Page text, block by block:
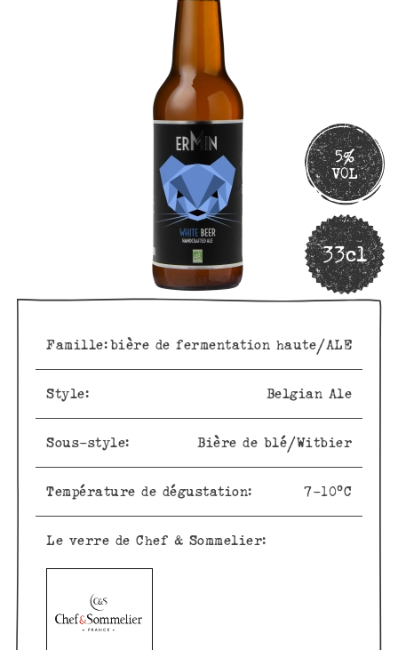
33cl
5%
VOL
Famille:bière de fermentation haute/ALE
Style: Belgian Ale
Sous-style: Bière de blé/Witbier
Température de dégustation: 7-10°C
Le verre de Chef & Sommelier: